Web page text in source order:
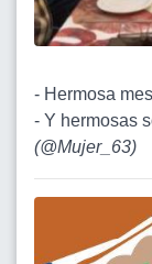
- Hermosa
- Y hermosas
(@Mujer_63)